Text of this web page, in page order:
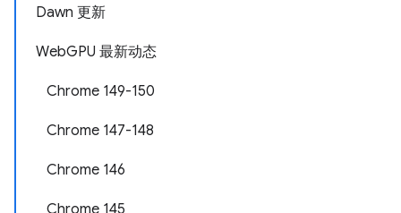
Dawn 更新
WebGPU 最新动态
Chrome 149-150
Chrome 147-148
Chrome 146
Chrome 145